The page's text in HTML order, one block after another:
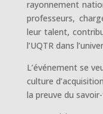
rayonnement
professeurs,
leur talent,
l’UQTR dans
L’événement se
culture
la preuve du